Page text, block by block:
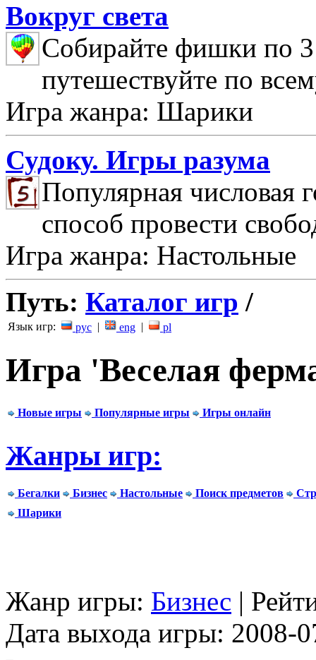
Вокруг света
Собирайте фишки по
путешествуйте по
Игра жанра: Шарики
Судоку. Игры разума
Популярная числовая
способ провести
Игра жанра: Настольные
Путь: Каталог игр /
Язык игр: рус | eng | pl
Игра 'Веселая
Новые игры Популярные игры Игры онлайн
Жанры игр:
Бегалки Бизнес Настольные Поиск предметов
Шарики
Жанр игры: Бизнес |
Дата выхода игры: 2008-